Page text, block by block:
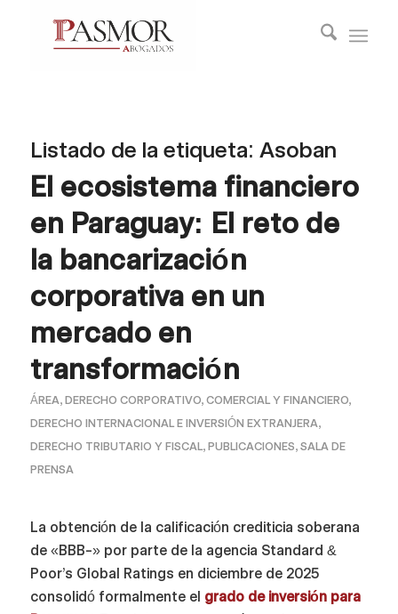
Listado de la etiqueta: Asoban
El ecosistema financiero
en Paraguay: El reto de
la bancarización
corporativa en un
mercado en
transformación
ÁREA, DERECHO CORPORATIVO, COMERCIAL Y FINANCIERO,
DERECHO INTERNACIONAL E INVERSIÓN EXTRANJERA,
DERECHO TRIBUTARIO Y FISCAL, PUBLICACIONES, SALA DE
PRENSA
La obtención de la calificación crediticia soberana
de «BBB-» por parte de la agencia Standard &
Poor’s Global Ratings en diciembre de 2025
consolidó formalmente el grado de inversión para